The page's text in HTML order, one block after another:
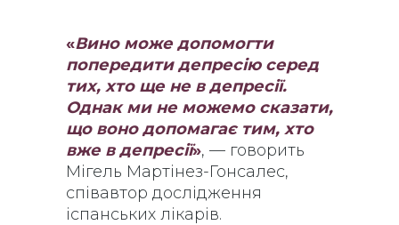
«Вино може допомогти
попередити депресію серед
тих, хто ще не в депресії.
Однак ми не можемо сказати,
що воно допомагає тим, хто
вже в депресії», — говорить
Мігель Мартінез-Гонсалес,
співавтор дослідження
іспанських лікарів.